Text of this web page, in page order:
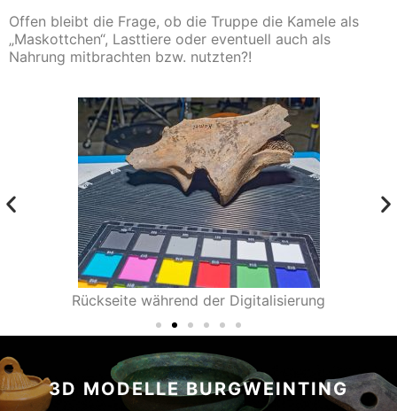
Offen bleibt die Frage, ob die Truppe die Kamele als
„Maskottchen“, Lasttiere oder eventuell auch als
Nahrung mitbrachten bzw. nutzten?!
Rückseite während der Digitalisierung
3D MODELLE BURGWEINTING